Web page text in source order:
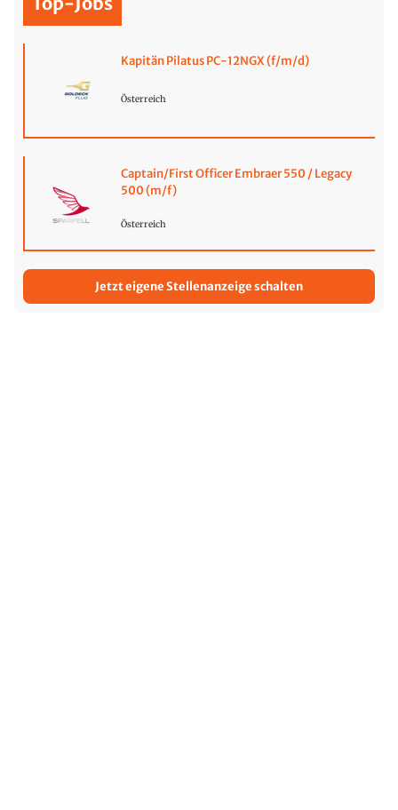
Kapitän Pilatus PC-12NGX (f/m/d)
Österreich
Captain/First Officer Embraer 550 / Legacy
500 (m/f)
Österreich
Jetzt eigene Stellenanzeige schalten